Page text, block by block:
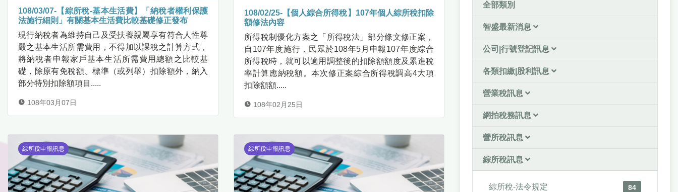
108/03/07-【綜所稅-基本生活費】「納稅者權利保護
法施行細則」有關基本生活費比較基礎修正發布
現行納稅者為維持自己及受扶養親屬享有符合人性尊
嚴之基本生活所需費用，不得加以課稅之計算方式，
將納稅者申報家戶基本生活所需費用總額之比較基
礎，除原有免稅額、標準（或列舉）扣除額外，納入
部分特別扣除額項目.....
108年03月07日
108/02/25-【個人綜合所得稅】107年個人綜所稅扣除
額修法內容
所得稅制優化方案之「所得稅法」部分條文修正案，
自107年度施行，民眾於108年5月申報107年度綜合
所得稅時，就可以適用調整後的扣除額額度及累進稅
率計算應納稅額。本次修正案綜合所得稅調高4大項
扣除額額.....
108年02月25日
綜所稅申報訊息 綜所稅申報訊息
全部類別
智盛最新消息
公司|行號登記訊息
各類扣繳|股利訊息
營業稅訊息
網拍稅務訊息
營所稅訊息
綜所稅訊息
綜所稅-法令規定 84